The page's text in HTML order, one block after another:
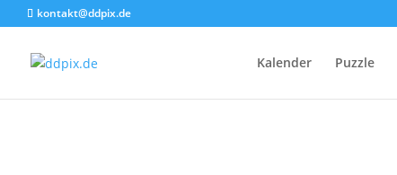
kontakt@ddpix.de
Kalender Puzzle